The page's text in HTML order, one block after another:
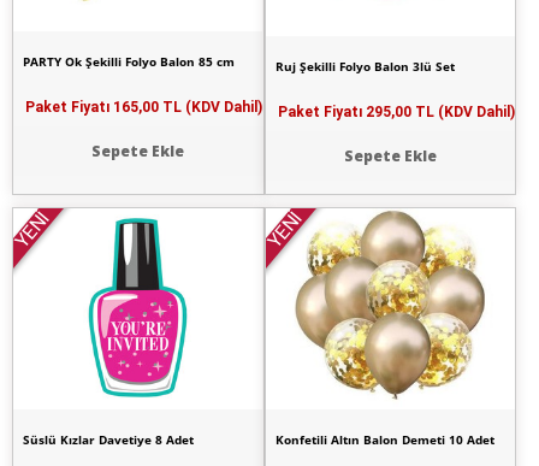
PARTY Ok Şekilli Folyo Balon 85 cm
Paket Fiyatı 165,00 TL (KDV Dahil)
Sepete Ekle
Ruj Şekilli Folyo Balon 3lü Set
Paket Fiyatı 295,00 TL (KDV Dahil)
Sepete Ekle
YENİ
Süslü Kızlar Davetiye 8 Adet
YENİ
Konfetili Altın Balon Demeti 10 Adet